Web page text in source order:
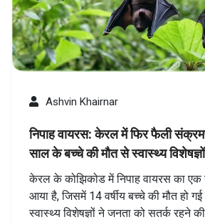
Ashvin Khairnar
निपाह वायरस: केरल में फिर फैली
साल के बच्चे की मौत से स्वास्थ्य
केरल के कोझिकोड में निपाह वायरस का एक
आया है, जिसमें 14 वर्षीय बच्चे की मौत हो
स्वास्थ्य विशेषज्ञों ने जनता को सतर्क रहने